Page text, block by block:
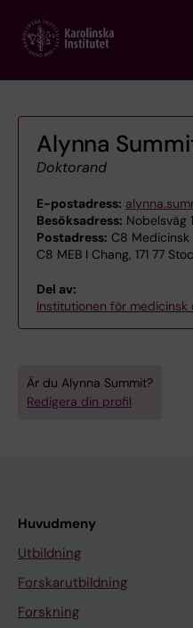
main
Alynna
Doktorand
E-postadress:
Besöksadress: Nobelsväg
Postadress: C8
C8 MEB I Chang, 171 77
Del av:
Institutionen för
Är du Alynna Summit?
Redigera din profil
Huvudmeny
Utbildning
Forskarutbildning
Forskning